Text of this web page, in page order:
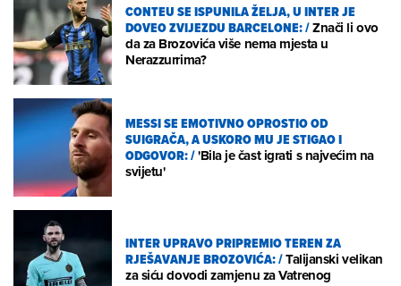
CONTEU SE ISPUNILA ŽELJA, U INTER JE
DOVEO ZVIJEZDU BARCELONE:/Znači li ovo
da za Brozovića više nema mjesta u
Nerazzurrima?
MESSI SE EMOTIVNO OPROSTIO OD
SUIGRAČA, A USKORO MU JE STIGAO I
ODGOVOR:/'Bila je čast igrati s najvećim na
svijetu'
INTER UPRAVO PRIPREMIO TEREN ZA
RJEŠAVANJE BROZOVIĆA:/Talijanski velikan
za siću dovodi zamjenu za Vatrenog